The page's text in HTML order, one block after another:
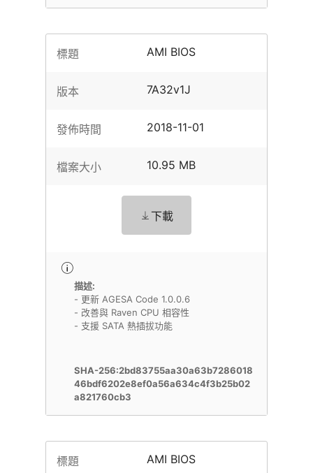
標題 AMI BIOS
版本 7A32v1J
發佈時間 2018-11-01
檔案大小 10.95 MB
下載
描述:
- 更新 AGESA Code 1.0.0.6
- 改善與 Raven CPU 相容性
- 支援 SATA 熱插拔功能
SHA-256:2bd83755aa30a63b7286018
46bdf6202e8ef0a56a634c4f3b25b02
a821760cb3
標題 AMI BIOS